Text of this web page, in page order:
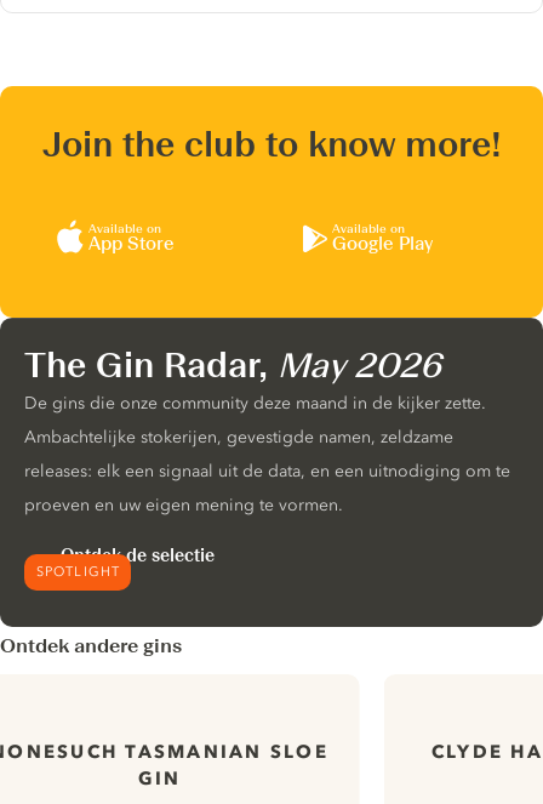
Join the club to know more!
Available on
App Store
Available on
Google Play
SPOTLIGHT
The Gin Radar, May 2026
De gins die onze community deze maand in de kijker zette.
Ambachtelijke stokerijen, gevestigde namen, zeldzame
releases: elk een signaal uit de data, en een uitnodiging om te
proeven en uw eigen mening te vormen.
Ontdek de selectie
Ontdek andere gins
TASMANIAN SLOE
GIN
CLYDE